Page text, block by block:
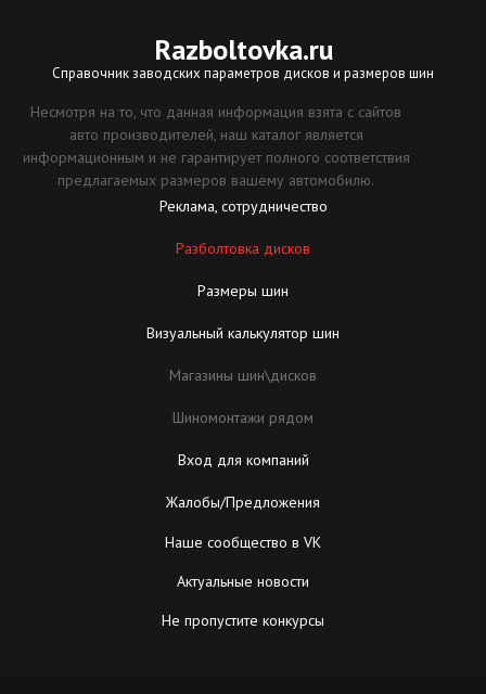
Razboltovka.ru
Справочник заводских параметров дисков и размеров шин
Несмотря на то, что данная информация взята с сайтов
авто производителей, наш каталог является
информационным и не гарантирует полного соответствия
предлагаемых размеров вашему автомобилю.
Реклама, сотрудничество
Разболтовка дисков
Размеры шин
Визуальный калькулятор шин
Магазины шин\дисков
Шиномонтажи рядом
Вход для компаний
Жалобы/Предложения
Наше сообщество в VK
Актуальные новости
Не пропустите конкурсы